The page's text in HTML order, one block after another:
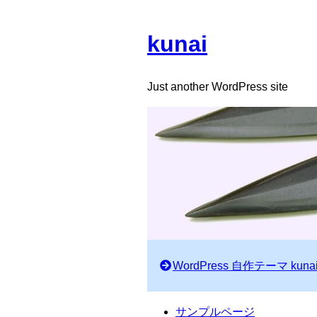
kunai
Just another WordPress site
WordPress 自作テーマ
サンプルページ